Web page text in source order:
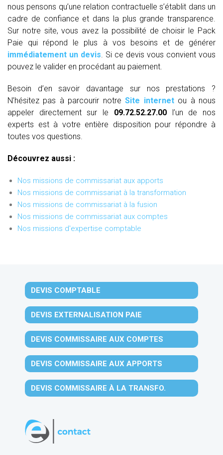
nous pensons qu’une relation contractuelle s’établit dans un
cadre de confiance et dans la plus grande transparence.
Sur notre site, vous avez la possibilité de choisir le Pack
Paie qui répond le plus à vos besoins et de générer
immédiatement un devis . Si ce devis vous convient vous
pouvez le valider en procédant au paiement.
Besoin d’en savoir davantage sur nos prestations ?
N’hésitez pas à parcourir notreSite internet ou à nous
appeler directement sur le 09.72.52.27.00l’un de nos
experts est à votre entière disposition pour répondre à
toutes vos questions.
Découvrez aussi :
Nos missions de commissariat aux apports
Nos missions de commissariat à la transformation
Nos missions de commissariat à la fusion
Nos missions de commissariat aux comptes
Nos missions d'expertise comptable
DEVIS COMPTABLE
DEVIS EXTERNALISATION PAIE
DEVIS COMMISSAIRE AUX COMPTES
DEVIS COMMISSAIRE AUX APPORTS
DEVIS COMMISSAIRE À LA TRANSFO.